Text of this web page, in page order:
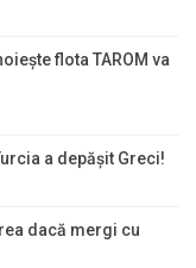
flota TAROM va
a depășit Greci!
dacă mergi cu